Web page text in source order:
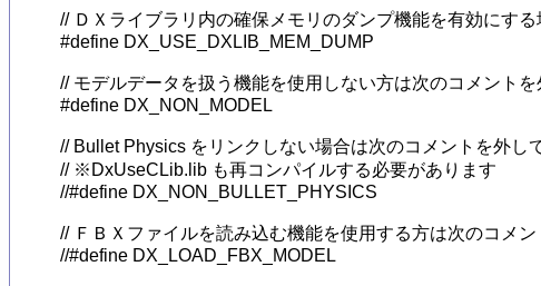
// ＤＸライブラリ内の確保メモリのダンプ機能を有効にす
#define DX_USE_DXLIB_MEM_DUMP
// モデルデータを扱う機能を使用しない方は次のコメント
#define DX_NON_MODEL
// Bullet Physics をリンクしない場合は次のコメントを外し
// ※DxUseCLib.lib も再コンパイルする必要があります
//#define DX_NON_BULLET_PHYSICS
// ＦＢＸファイルを読み込む機能を使用する方は次のコメ
//#define DX_LOAD_FBX_MODEL